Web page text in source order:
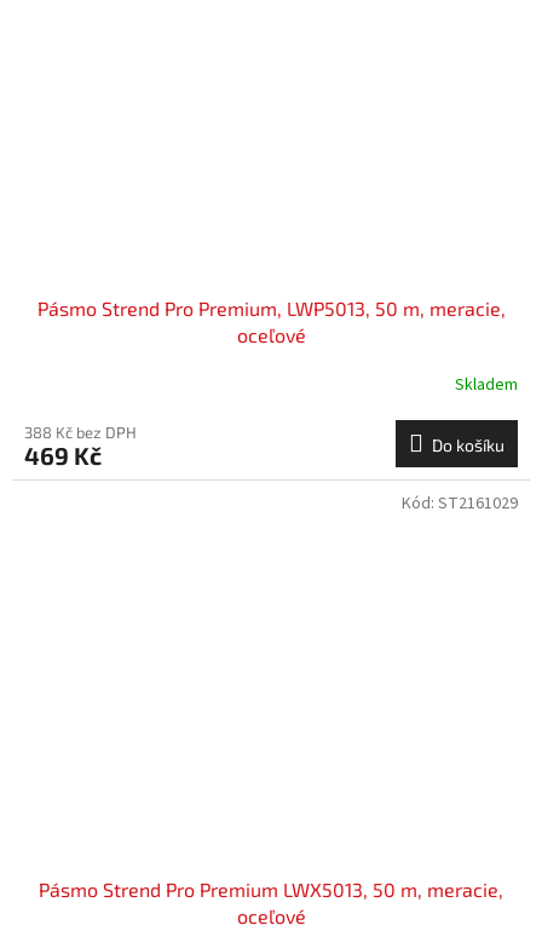
Pásmo Strend Pro Premium, LWP5013, 50 m, meracie,
oceľové
Skladem
388 Kč bez DPH
469 Kč Do košíku
Pásmo Strend Pro Premium LWX5013, 50 m, meracie,
oceľové
Kód: ST2161029